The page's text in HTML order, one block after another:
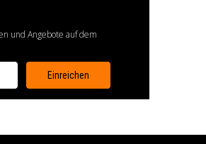
und Angebote auf dem